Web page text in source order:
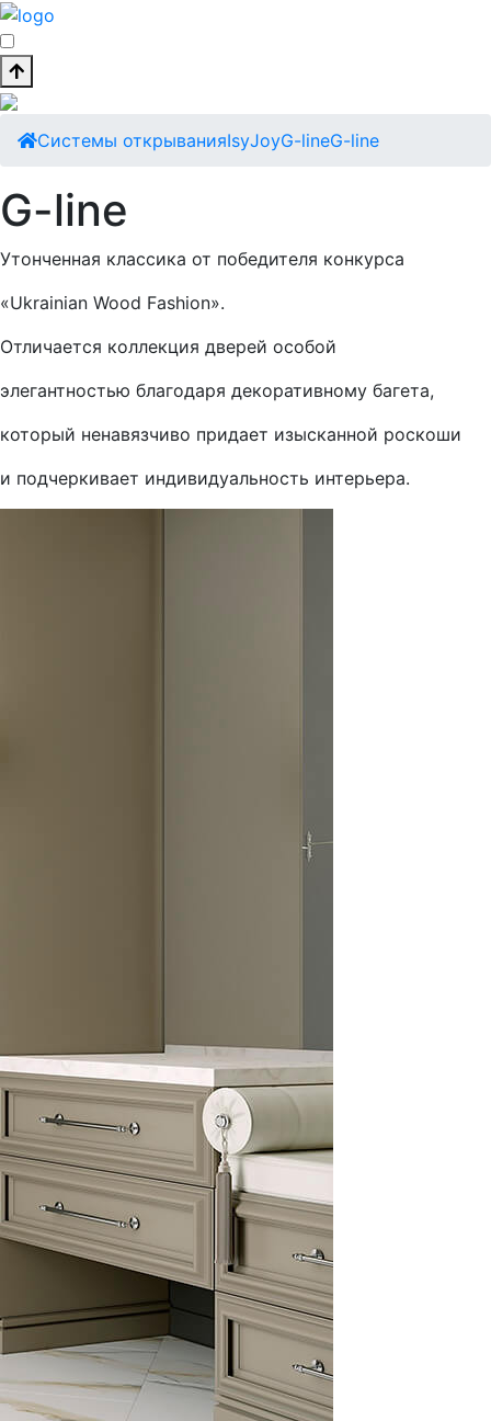
Cистемы открыванияIsyJoyG-lineG-line
G-line
Утонченная классика от победителя конкурса
«Ukrainian Wood Fashion».
Отличается коллекция дверей особой
элегантностью благодаря декоративному багета,
который ненавязчиво придает изысканной роскоши
и подчеркивает индивидуальность интерьера.